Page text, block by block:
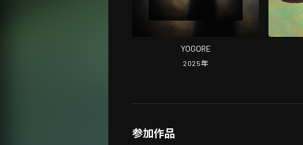
YOGORE
2025年
参加作品